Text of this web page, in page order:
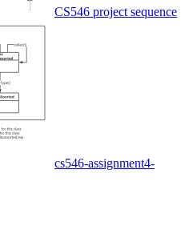
CS546 project sequence
cs546-assignment4-